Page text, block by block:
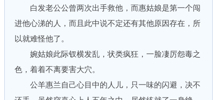
白发老公公曾两次出手救他，而惠姑娘是第一个闯
进他心涕的人，而且此中说不定还有其他原因存在，所
以就难怪他了。
婉姑娘此际钗横发乱，状类疯狂，一脸凄厉怨毒之
色，着着不离要害大穴。
公羊惠兰自己心目中的人儿，只一味的闪避，决不